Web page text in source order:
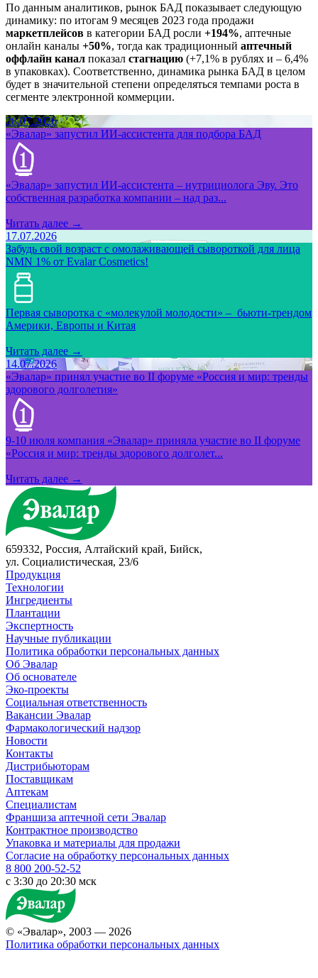
По данным аналитиков, рынок БАД показывает следующую
динамику: по итогам 9 месяцев 2023 года продажи
маркетплейсов в категории БАД росли +194%, аптечные
онлайн каналы +50%, тогда как традиционный аптечный
оффлайн канал показал стагнацию (+7,1% в рублях и – 6,4%
в упаковках). Соответственно, динамика рынка БАД в целом
будет в значительной степени определяться темпами роста в
сегменте электронной коммерции.
28.07.2026
«Эвалар» запустил ИИ-ассистента для подбора БАД
«Эвалар» запустил ИИ-ассистента – нутрициолога Эву. Это
собственная разработка компании – над раз...
Читать далее →
17.07.2026
Забудь свой возраст с омолаживающей сывороткой для лица
NMN 1% от Evalar Cosmetics!
Первая сыворотка с «молекулой молодости» – бьюти-трендом
Америки, Европы и Китая
Читать далее →
14.07.2026
«Эвалар» принял участие во II форуме «Россия и мир: тренды
здорового долголетия»
9-10 июля компания «Эвалар» приняла участие во II форуме
«Россия и мир: тренды здорового долголет...
Читать далее →
659332, Россия, Алтайский край, Бийск,
ул. Социалистическая, 23/6
Продукция
Технологии
Ингредиенты
Плантации
Экспертность
Научные публикации
Политика обработки персональных данных
Об Эвалар
Об основателе
Эко-проекты
Социальная ответственность
Вакансии Эвалар
Фармакологический надзор
Новости
Контакты
Дистрибьюторам
Поставщикам
Аптекам
Специалистам
Франшиза аптечной сети Эвалар
Контрактное производство
Упаковка и материалы для продажи
Согласие на обработку персональных данных
8 800 200-52-52
c 3:30 до 20:30 мск
© «Эвалар», 2003 — 2026
Политика обработки персональных данных